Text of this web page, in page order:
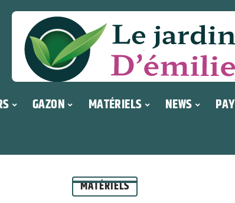
GAZON MATÉRIELS NEWS
MATÉRIELS